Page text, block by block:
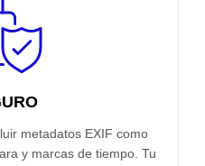
metadatos EXIF como
y marcas de tiempo. Tu